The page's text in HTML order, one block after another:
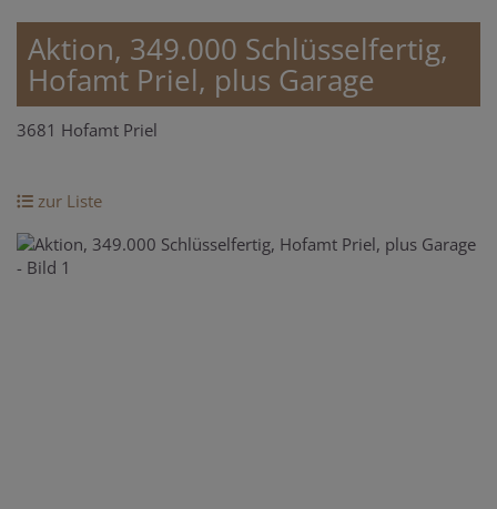
Aktion, 349.000 Schlüsselfertig,
Hofamt Priel, plus Garage
3681 Hofamt Priel
zur Liste